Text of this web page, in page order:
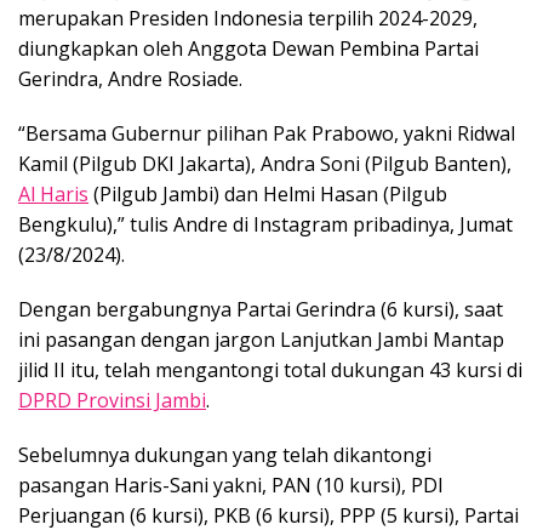
merupakan Presiden Indonesia terpilih 2024-2029,
diungkapkan oleh Anggota Dewan Pembina Partai
Gerindra, Andre Rosiade.
“Bersama Gubernur pilihan Pak Prabowo, yakni Ridwal
Kamil (Pilgub DKI Jakarta), Andra Soni (Pilgub Banten),
Al Haris (Pilgub Jambi) dan Helmi Hasan (Pilgub
Bengkulu),” tulis Andre di Instagram pribadinya, Jumat
(23/8/2024).
Dengan bergabungnya Partai Gerindra (6 kursi), saat
ini pasangan dengan jargon Lanjutkan Jambi Mantap
jilid II itu, telah mengantongi total dukungan 43 kursi di
DPRD Provinsi Jambi.
Sebelumnya dukungan yang telah dikantongi
pasangan Haris-Sani yakni, PAN (10 kursi), PDI
Perjuangan (6 kursi), PKB (6 kursi), PPP (5 kursi), Partai